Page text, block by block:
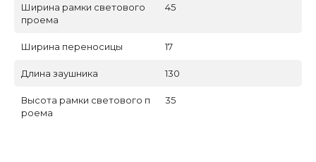
Ширина рамки светового
проема
45
Ширина переносицы 17
Длина заушника 130
Высота рамки светового п
роема
35